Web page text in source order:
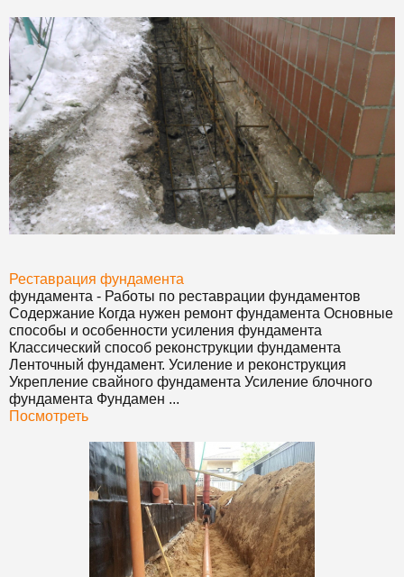
Реставрация фундамента
фундамента - Работы по реставрации фундаментов
Содержание Когда нужен ремонт фундамента Основные
способы и особенности усиления фундамента
Классический способ реконструкции фундамента
Ленточный фундамент. Усиление и реконструкция
Укрепление свайного фундамента Усиление блочного
фундамента Фундамен ...
Посмотреть